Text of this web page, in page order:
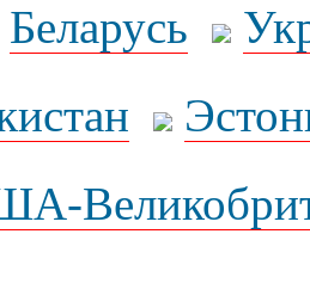
Беларусь